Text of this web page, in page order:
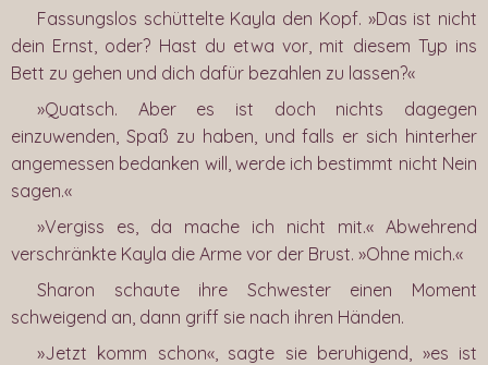
Fassungslos schüttelte Kayla den Kopf. »Das ist nicht
dein Ernst, oder? Hast du etwa vor, mit diesem Typ ins
Bett zu gehen und dich dafür bezahlen zu lassen?«
»Quatsch. Aber es ist doch nichts dagegen
einzuwenden, Spaß zu haben, und falls er sich hinterher
angemessen bedanken will, werde ich bestimmt nicht Nein
sagen.«
»Vergiss es, da mache ich nicht mit.« Abwehrend
verschränkte Kayla die Arme vor der Brust. »Ohne mich.«
Sharon schaute ihre Schwester einen Moment
schweigend an, dann griff sie nach ihren Händen.
»Jetzt komm schon«, sagte sie beruhigend, »es ist